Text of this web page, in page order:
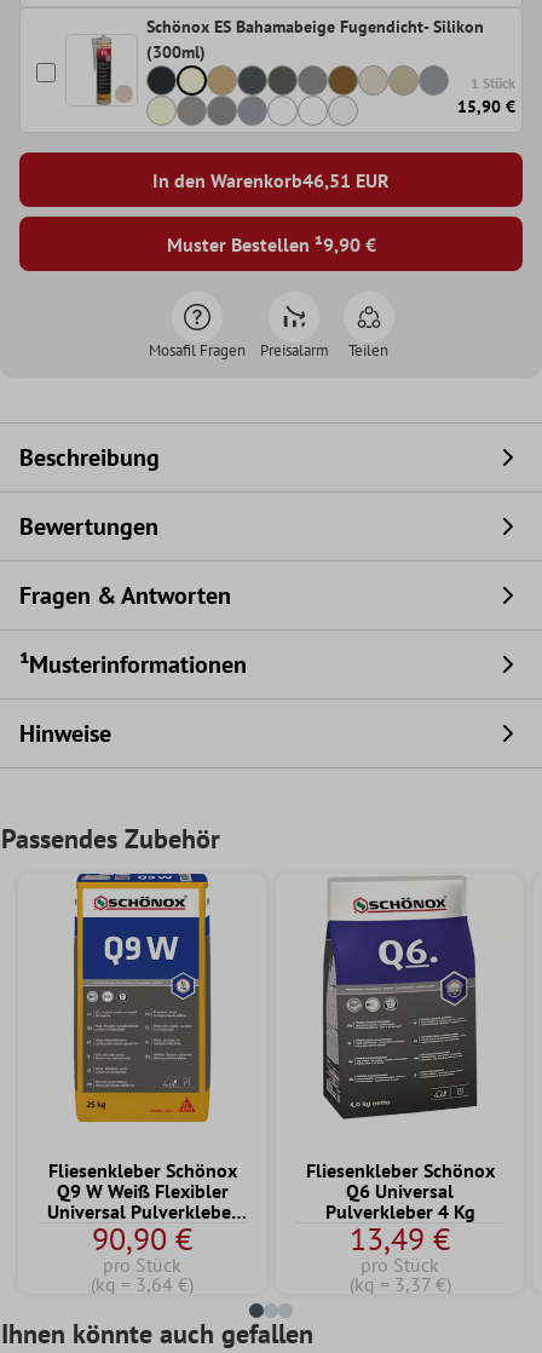
Schönox ES Bahamabeige Fugendicht- Silikon
(300ml)
1 Stück
15,90 €
In den Warenkorb46,51 EUR
Muster Bestellen ¹9,90 €
Mosafil Fragen Preisalarm Teilen
Beschreibung
Bewertungen
Fragen & Antworten
¹Musterinformationen
Hinweise
Passendes Zubehör
Fliesenkleber Schönox
Q9 W Weiß Flexibler
Universal Pulverkleber
25 KG
90,90 €
pro Stück
(kg = 3,64 €)
Fliesenkleber Schönox
Q6 Universal
Pulverkleber 4 Kg
13,49 €
pro Stück
(kg = 3,37 €)
Ihnen könnte auch gefallen